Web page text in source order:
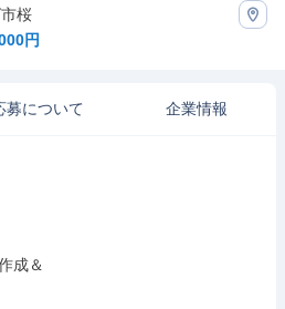
桜
円
募について 企業情報
成＆